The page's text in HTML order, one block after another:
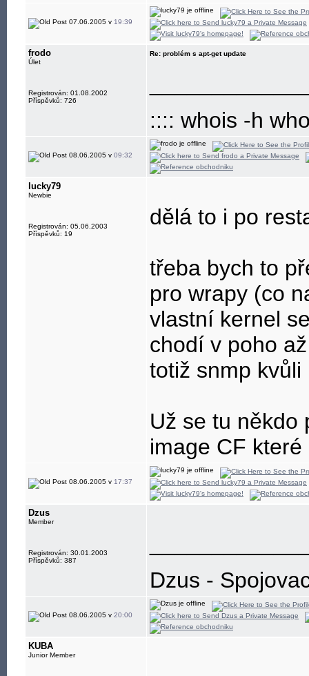
07.06.2005 v 19:39
frodo
Úlet
Registrován: 01.08.2002
Příspěvků: 726
Re: problém s apt-get update
:::: whois -h
08.06.2005 v 09:32
lucky79
Newbie
Registrován: 05.06.2003
Příspěvků: 19
dělá to i po
třeba bych to
pro wrapy (co
vlastní kernel
chodí v poho
totiž snmp kvůli
Už se tu někdo
image CF
08.06.2005 v 17:37
Dzus
Member
Registrován: 30.01.2003
Příspěvků: 387
Dzus -
08.06.2005 v 20:00
KUBA
Junior Member